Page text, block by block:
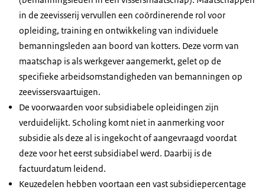
in de zeevisserij vervullen een coördinerende rol voor
opleiding, training en ontwikkeling van individuele
bemanningsleden aan boord van kotters. Deze vorm van
maatschap is als werkgever aangemerkt, gelet op de
specifieke arbeidsomstandigheden van bemanningen op
zeevissersvaartuigen.
De voorwaarden voor subsidiabele opleidingen zijn
verduidelijkt. Scholing komt niet in aanmerking voor
subsidie als deze al is ingekocht of aangevraagd voordat
deze voor het eerst subsidiabel werd. Daarbij is de
factuurdatum leidend.
Keuzedelen hebben voortaan een vast subsidiepercentage